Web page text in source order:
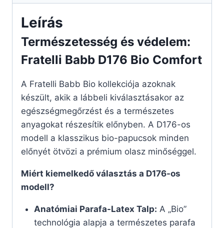
Leírás
Természetesség és védelem:
Fratelli Babb D176 Bio Comfort
A Fratelli Babb Bio kollekciója azoknak
készült, akik a lábbeli kiválasztásakor az
egészségmegőrzést és a természetes
anyagokat részesítik előnyben. A D176-os
modell a klasszikus bio-papucsok minden
előnyét ötvözi a prémium olasz minőséggel.
Miért kiemelkedő választás a D176-os
modell?
Anatómiai Parafa-Latex Talp: A „Bio”
technológia alapja a természetes parafa